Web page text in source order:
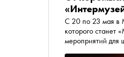
С 20 по 23 мая в Москве
которого станет
мероприятий для